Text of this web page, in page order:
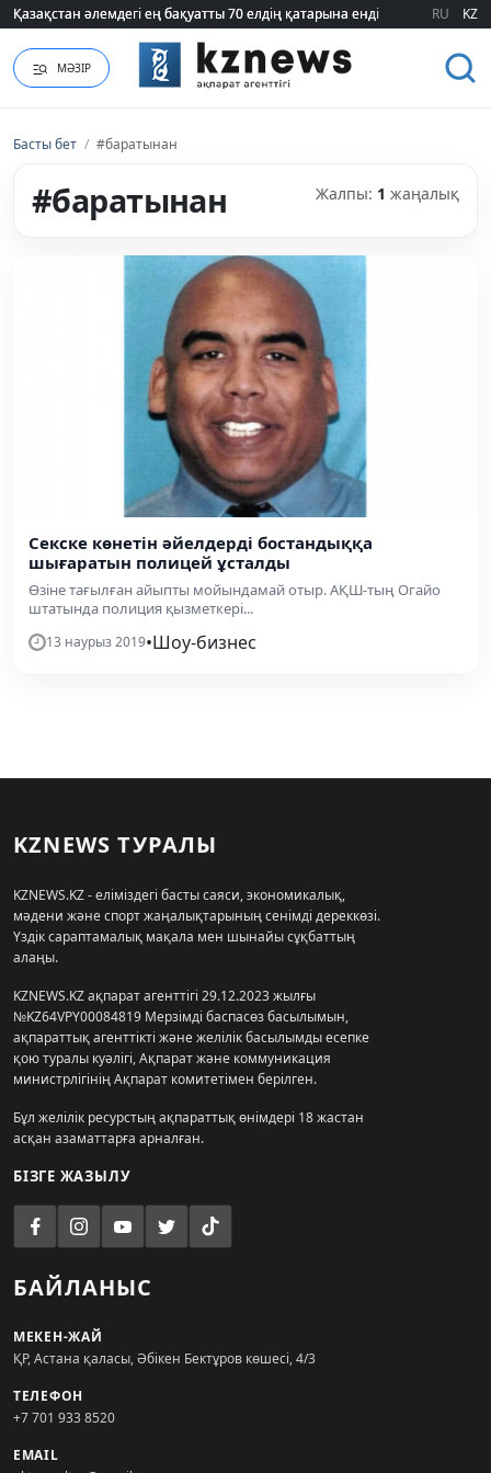
Қазақстан әлемдегі ең бақуатты 70 елдің қатарына енді
Қазақстан әлемдегі ең бақуатты 70 елдің қатарына енді RU KZ
МӘЗІР
Басты бет / #баратынан
#баратынан Жалпы: 1 жаңалық
Секске көнетін әйелдерді бостандыққа
шығаратын полицей ұсталды
Өзіне тағылған айыпты мойындамай отыр. АҚШ-тың Огайо
штатында полиция қызметкері...
13 наурыз 2019•Шоу-бизнес
KZNEWS ТУРАЛЫ
KZNEWS.KZ - еліміздегі басты саяси, экономикалық,
мәдени және спорт жаңалықтарының сенімді дереккөзі.
Үздік сараптамалық мақала мен шынайы сұқбаттың
алаңы.
KZNEWS.KZ ақпарат агенттігі 29.12.2023 жылғы
№KZ64VPY00084819 Мерзімді баспасөз басылымын,
ақпараттық агенттікті және желілік басылымды есепке
қою туралы куәлігі, Ақпарат және коммуникация
министрлігінің Ақпарат комитетімен берілген.
Бұл желілік ресурстың ақпараттық өнімдері 18 жастан
асқан азаматтарға арналған.
БІЗГЕ ЖАЗЫЛУ
БАЙЛАНЫС
МЕКЕН-ЖАЙ
ҚР, Астана қаласы, Әбікен Бектұров көшесі, 4/3
ТЕЛЕФОН
+7 701 933 8520
EMAIL